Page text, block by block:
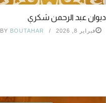
ديوان عبد الرحمن شكري
فبراير 8, 2026 BY BOUTAHAR